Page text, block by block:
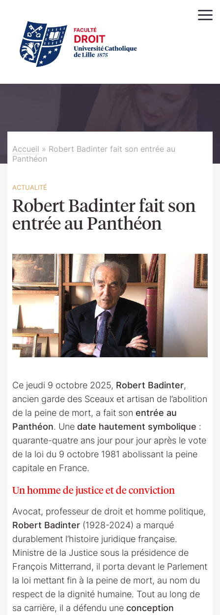
Accueil » Robert Badinter fait son entrée au
Panthéon
ACTUALITÉ
Robert Badinter fait son
entrée au Panthéon
Ce jeudi 9 octobre 2025, Robert Badinter,
ancien garde des Sceaux et artisan de l’abolition
de la peine de mort, a fait son entrée au
Panthéon. Une date hautement symbolique :
quarante-quatre ans jour pour jour après le vote
de la loi du 9 octobre 1981 abolissant la peine
capitale en France.
Un homme de justice et de conviction
Avocat, professeur de droit et homme politique,
Robert Badinter (1928-2024) a marqué
durablement l’histoire juridique française.
Ministre de la Justice sous la présidence de
François Mitterrand, il porta devant le Parlement
la loi mettant fin à la peine de mort, au nom du
respect de la dignité humaine. Tout au long de
sa carrière, il a défendu une conception